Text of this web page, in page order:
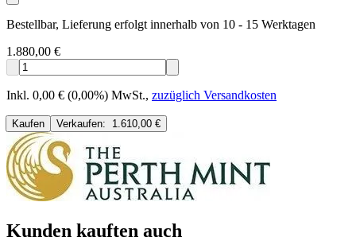
Bestellbar, Lieferung erfolgt innerhalb von 10 - 15 Werktagen
1.880,00 €
Inkl. 0,00 € (0,00%) MwSt., zuzüglich Versandkosten
Kaufen Verkaufen: 1.610,00 €
Kunden kauften auch